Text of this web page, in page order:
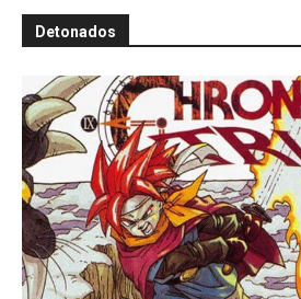
Detonados